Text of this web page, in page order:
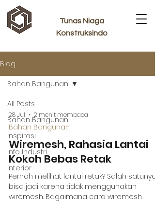
Tunas Niaga
Konstruksindo
Blog
All Posts
Bahan Bangunan
Inspirasi
Info Industri
interior
Bahan Bangunan
28 Jul 2 menit membaca
Bahan Bangunan
Wiremesh, Rahasia Lantai
Kokoh Bebas Retak
Pernah melihat lantai retak? Salah satunya
bisa jadi karena tidak menggunakan
wiremesh. Bagaimana cara wiremesh